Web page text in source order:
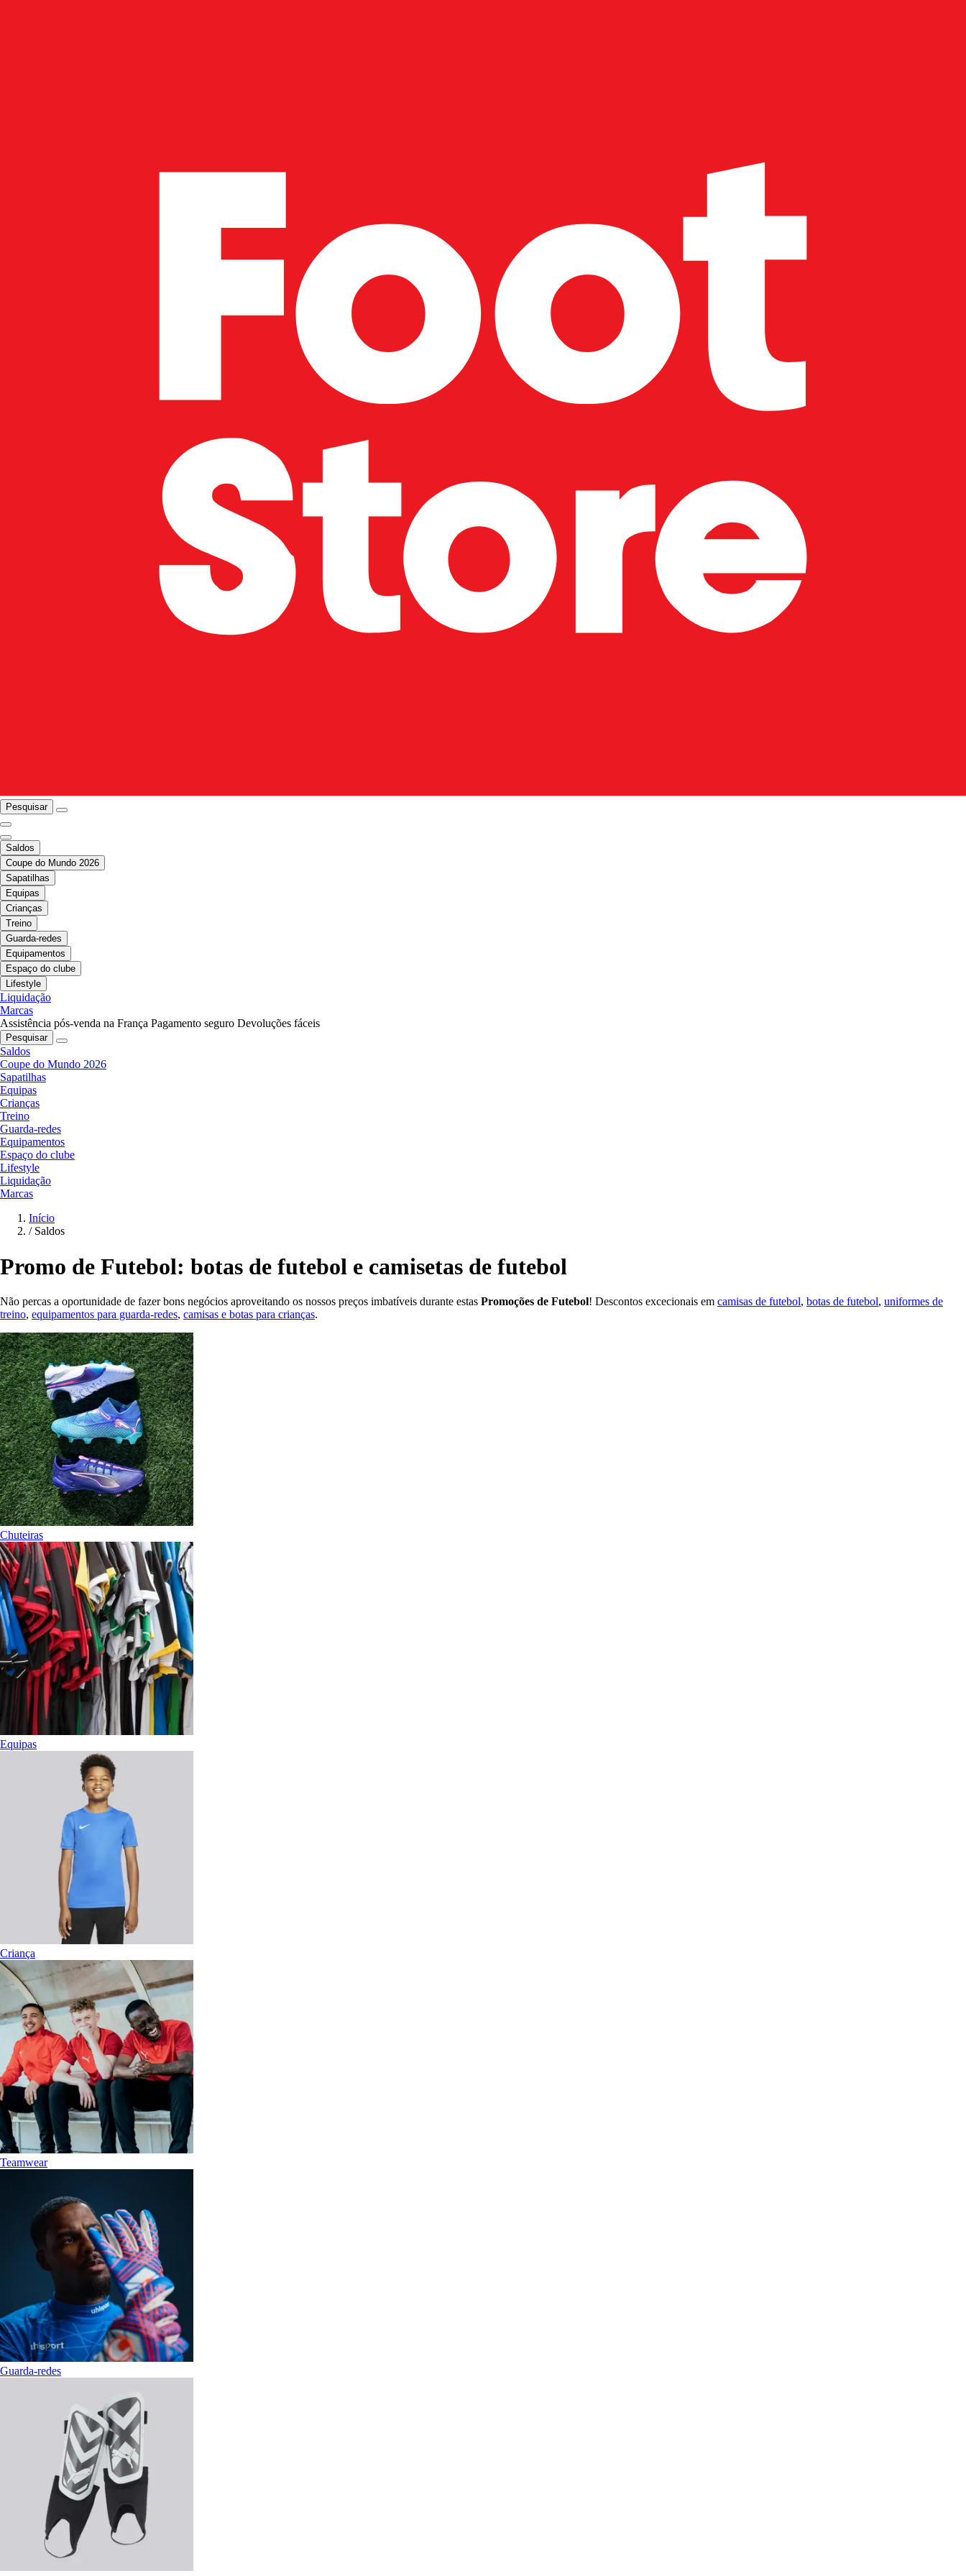
Pesquisar
Saldos
Coupe do Mundo 2026
Sapatilhas
Equipas
Crianças
Treino
Guarda-redes
Equipamentos
Espaço do clube
Lifestyle
Liquidação
Marcas
Assistência pós-venda na França Pagamento seguro Devoluções fáceis
Pesquisar
Saldos
Coupe do Mundo 2026
Sapatilhas
Equipas
Crianças
Treino
Guarda-redes
Equipamentos
Espaço do clube
Lifestyle
Liquidação
Marcas
Início
/ Saldos
Promo de Futebol: botas de futebol e camisetas de futebol
Não percas a oportunidade de fazer bons negócios aproveitando os nossos preços imbatíveis durante estas Promoções de Futebol! Descontos excecionais em camisas de futebol, botas de futebol, uniformes de
treino, equipamentos para guarda-redes, camisas e botas para crianças.
Chuteiras
Equipas
Criança
Teamwear
Guarda-redes